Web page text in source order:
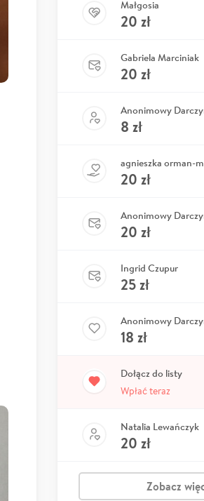
Małgosia
20 zł
Gabriela Marciniak
20 zł
Anonimowy
8 zł
agnieszka orman-
20 zł
Anonimowy
20 zł
Ingrid Czupur
25zł
Anonimowy
18 zł
Dołącz do listy
Wpłać teraz
Natalia Lewańczyk
20 zł
Zobacz